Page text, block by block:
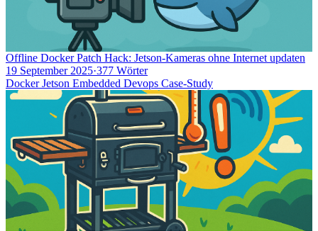
Offline Docker Patch Hack: Jetson-Kameras ohne Internet updaten
19 September 2025·377 Wörter
DockerJetson Embedded Devops Case-Study